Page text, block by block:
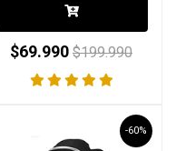
$69.990 $199.990
-60%